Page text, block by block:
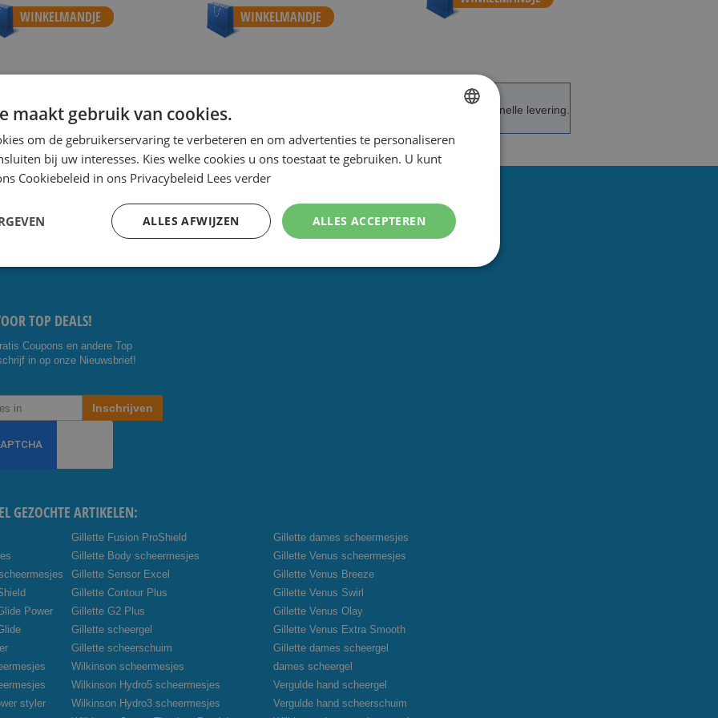
WINKELMANDJE WINKELMANDJE
de scherpste prijs. Speciale Dag- en Weekaanbiedingen. Snelle levering.
ok
e
TOP DEALS!
Coupons en andere Top
in op onze Nieuwsbrief!
Inschrijven
GEZOCHTE ARTIKELEN:
Power
styler
Gillette Fusion ProShield
Gillette Body scheermesjes
Gillette Sensor Excel
Gillette Contour Plus
Gillette G2 Plus
Gillette scheergel
Gillette scheerschuim
Wilkinson scheermesjes
Wilkinson Hydro5 scheermesjes
Wilkinson Hydro3 scheermesjes
Gillette dames scheermesjes
Gillette Venus scheermesjes
Gillette Venus Breeze
Gillette Venus Swirl
Gillette Venus Olay
Gillette Venus Extra Smooth
Gillette dames scheergel
dames scheergel
Vergulde hand scheergel
Vergulde hand scheerschuim
DUTCH
ENGLISH
maakt gebruik van cookies.
om de gebruikerservaring te verbeteren en om advertenties te personaliseren
bij uw interesses. Kies welke cookies u ons toestaat te gebruiken. U kunt
Cookiebeleid in ons Privacybeleid Lees verder
ALLES ACCEPTEREN
ALLES AFWIJZEN